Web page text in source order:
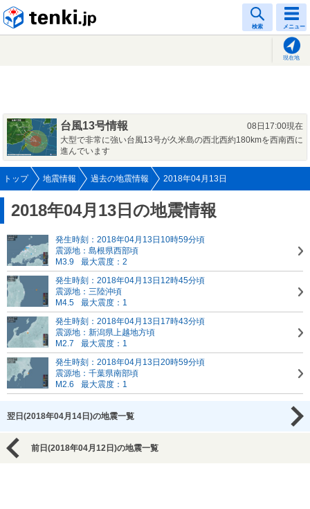
検索 メニュー
現在地
台風13号情報
08日17:00現在
大型で非常に強い台風13号が久米島の西北西約180kmを西南西に
進んでいます
トップ 地震情報 過去の地震情報 2018年04月13日
2018年04月13日の地震情報
発生時刻：2018年04月13日10時59分頃
震源地：島根県西部頃
M3.9
最大震度：2
発生時刻：2018年04月13日12時45分頃
震源地：三陸沖頃
M4.5
最大震度：1
発生時刻：2018年04月13日17時43分頃
震源地：新潟県上越地方頃
M2.7
最大震度：1
発生時刻：2018年04月13日20時59分頃
震源地：千葉県南部頃
M2.6
最大震度：1
翌日(2018年04月14日)の地震一覧
前日(2018年04月12日)の地震一覧